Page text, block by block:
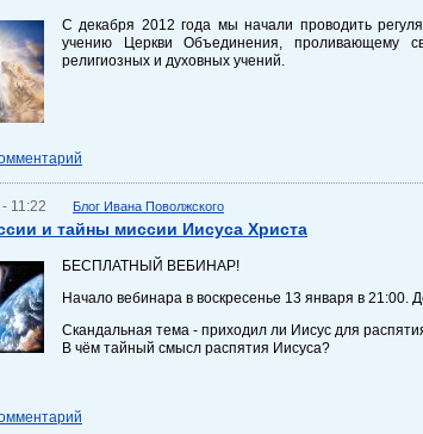
С декабря 2012 года мы начали проводить
учению Церкви Объединения, проливающему
религиозных и духовных учений.
11:22 Блог Ивана Поволжского
и тайны миссии Иисуса Христа
БЕСПЛАТНЫЙ ВЕБИНАР!
Начало вебинара в воскресенье 13 января в 21:00.
Скандальная тема - приходил ли Иисус для
В чём тайный смысл распятия Иисуса?